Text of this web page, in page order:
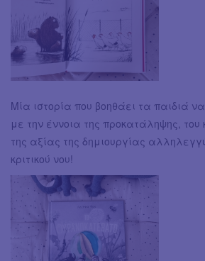
Μία ιστορία που βοηθάει τα παιδιά
με την έννοια της προκατάληψης, του
της αξίας της δημιουργίας
κριτικού νου!